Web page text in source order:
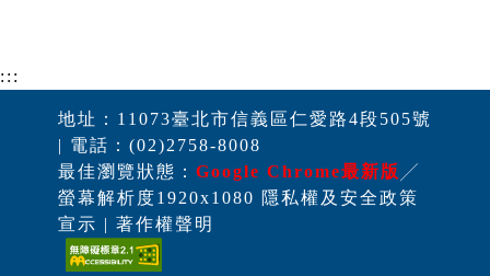
:::
地址：11073臺北市信義區仁愛路4段505號
| 電話：(02)2758-8008
最佳瀏覽狀態： Google Chrome最新版 ╱
螢幕解析度1920x1080 隱私權及安全政策
宣示 | 著作權聲明